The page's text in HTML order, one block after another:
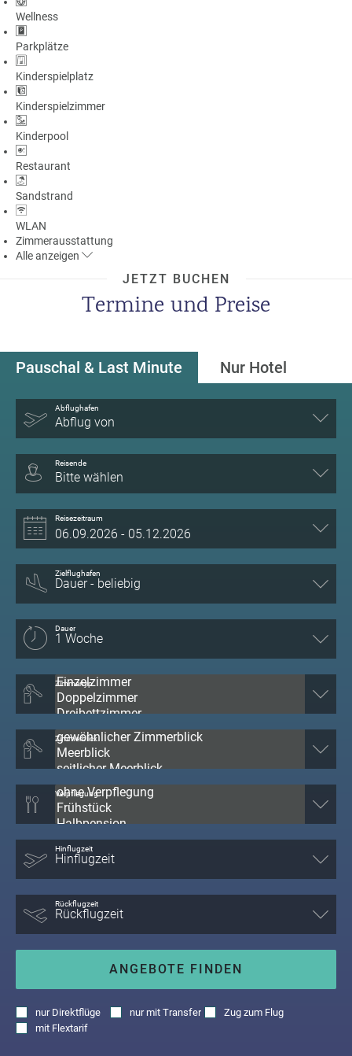
Wellness
Parkplätze
Kinderspielplatz
Kinderspielzimmer
Kinderpool
Restaurant
Sandstrand
WLAN
Zimmerausstattung
Alleanzeigen
JETZT BUCHEN
Termine und Preise
Pauschal & Last Minute Nur Hotel
Abflughafen
Abflug von
Reisende
Bitte wählen
Reisezeitraum
Zielflughafen
Dauer
Zimmertyp
Zimmerblick
ANGEBOTE FINDEN
nur Direktflüge nurmit Transfer
Zug zum Flug
mit Flextarif
Verpflegung
Hinflugzeit
Rückflugzeit